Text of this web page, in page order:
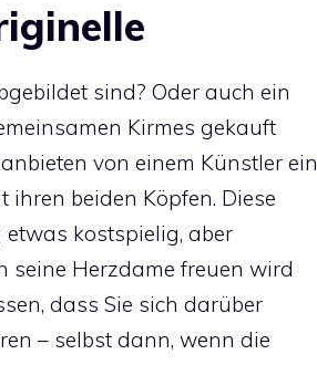
sind? Oder auch ein
Kirmes gekauft
von einem Künstler ein
beiden Köpfen. Diese
etwas kostspielig, aber
seine Herzdame freuen wird
dass Sie sich darüber
– selbst dann, wenn die